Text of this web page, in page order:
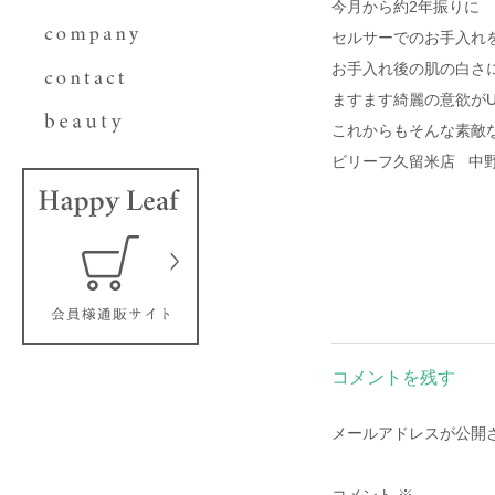
今月から約2年振りに
セルサーでのお手入れ
お手入れ後の肌の白さ
ますます綺麗の意欲が
これからもそんな素
ビリーフ久留米店 中
コメントを残す
メールアドレスが公開